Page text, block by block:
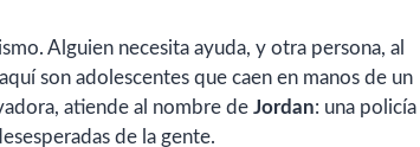
Alguien necesita ayuda, y otra persona, al
son adolescentes que caen en manos de un
atiende al nombre de Jordan: una policía
de la gente.